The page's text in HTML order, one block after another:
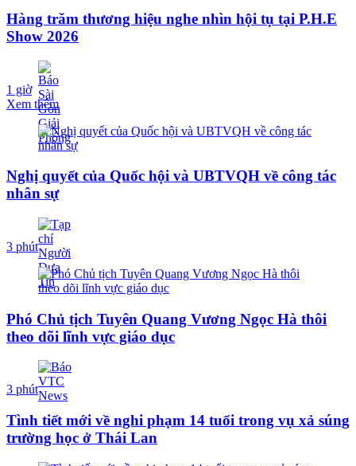
Hàng trăm thương hiệu nghe nhìn hội tụ tại P.H.E
Show 2026
1 giờ
Xem thêm
Nghị quyết của Quốc hội và UBTVQH về công tác
nhân sự
3 phút
Phó Chủ tịch Tuyên Quang Vương Ngọc Hà thôi
theo dõi lĩnh vực giáo dục
3 phút
Tình tiết mới về nghi phạm 14 tuổi trong vụ xả súng
trường học ở Thái Lan